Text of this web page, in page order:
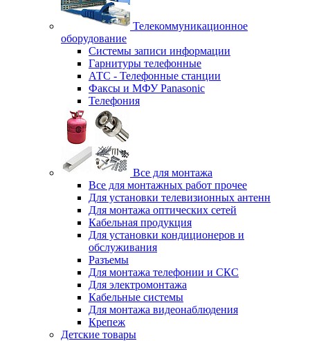
Телекоммуникационное
оборудование
Системы записи информации
Гарнитуры телефонные
АТС - Телефонные станции
Факсы и МФУ Panasonic
Телефония
Все для монтажа
Все для монтажных работ прочее
Для установки телевизионных антенн
Для монтажа оптических сетей
Кабельная продукция
Для установки кондиционеров и
обслуживания
Разъемы
Для монтажа телефонии и СКС
Для электромонтажа
Кабельные системы
Для монтажа видеонаблюдения
Крепеж
Детские товары